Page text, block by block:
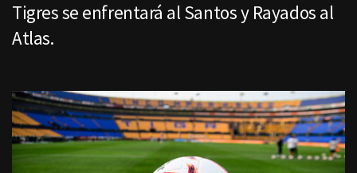
Tigres se enfrentará al Santos y Rayados al
Atlas.